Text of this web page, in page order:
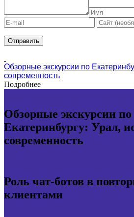
Обзорные экскурсии по
современность
Подробнее
Обзорные экскурсии по
Екатеринбургу: Урал,
современность
Роль чат-ботов в
клиентами